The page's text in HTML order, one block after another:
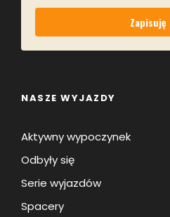
Zapisuję
NASZE WYJAZDY
Aktywny wypoczynek
Odbyły się
Serie wyjazdów
Spacery